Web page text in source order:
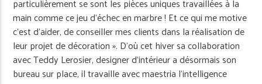
main comme ce jeu d’échec en marbre ! Et ce qui me motive
c’est d’aider, de conseiller mes clients dans la réalisation de
leur projet de décoration ». D’où cet hiver sa collaboration
avec Teddy Lerosier, designer d’intérieur a désormais son
bureau sur place, il travaille avec maestria l’intelligence